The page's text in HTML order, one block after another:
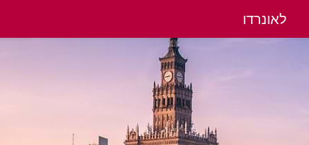
לאונרדו